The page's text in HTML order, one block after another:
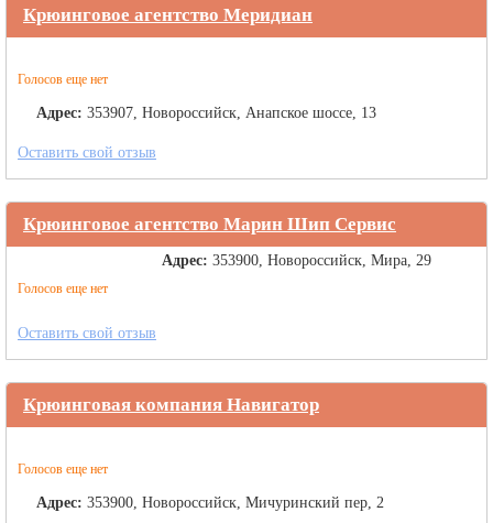
Крюинговое агентство Меридиан
Голосов еще нет
Адрес: 353907, Новороссийск, Анапское шоссе, 13
Оставить свой отзыв
Крюинговое агентство Марин Шип Сервис
Голосов еще нет
Адрес: 353900, Новороссийск, Мира, 29
Оставить свой отзыв
Крюинговая компания Навигатор
Голосов еще нет
Адрес: 353900, Новороссийск, Мичуринский пер, 2